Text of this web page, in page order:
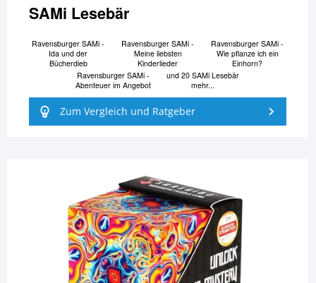
SAMi Lesebär
Ravensburger SAMi -
Ida und der
Bücherdieb
Ravensburger SAMi -
Meine liebsten
Kinderlieder
Ravensburger SAMi -
Wie pflanze ich ein
Einhorn?
Ravensburger SAMi -
Abenteuer im Angebot
und 20 SAMi Lesebär
mehr...
Zum Vergleich und Ratgeber